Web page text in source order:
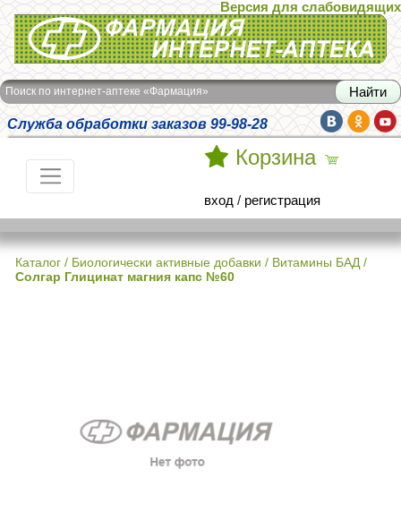
Интернет-аптека Фармация
Версия для слабовидящих
Поиск по интернет-аптеке «Фармация»
Служба обработки заказов 99-98-28
Корзина
вход / регистрация
Каталог / Биологически активные добавки / Витамины БАД /
Солгар Глицинат магния капс №60